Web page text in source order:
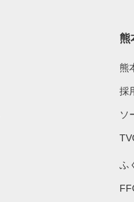
熊
熊
採
ソ
ふ